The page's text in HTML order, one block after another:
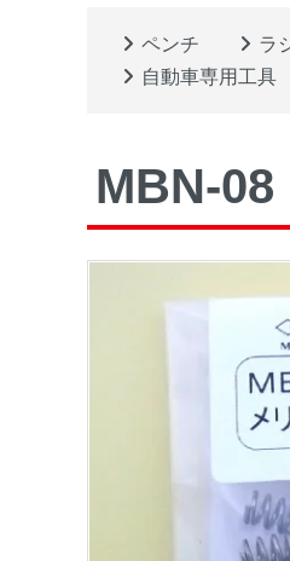
ペンチ ラ
自動車専用工具
MBN-